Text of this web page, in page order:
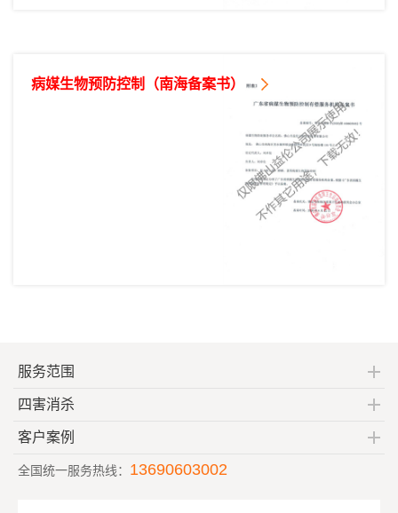
病媒生物预防控制（南海备案书）
服务范围
四害消杀
客户案例
全国统一服务热线： 13690603002